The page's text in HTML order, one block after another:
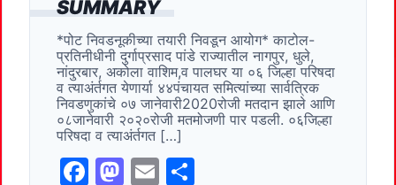
SUMMARY
*पोट निवडनूकीच्या तयारी निवडून आयोग* काटोल-
प्रतिनीधीनी दुर्गाप्रसाद पांडे राज्यातील नागपुर, धुले,
नांदुरबार, अकोला वाशिम,व पालघर या ०६ जिल्हा परिषदा
व त्याअंर्तगत येणार्या ४४पंचायत समित्यांच्या सार्वत्रिक
निवडणुकांचे ०७ जानेवारी2020रोजी मतदान झाले आणि
०८जानेवारी २०२०रोजी मतमोजणी पार पडली. ०६जिल्हा
परिषदा व त्याअंर्तगत […]
F
M E
e
b
o
o
k
o
d
o
n
l